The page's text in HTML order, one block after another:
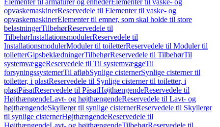
Elementer til armaturer og enhederElementer til vaske- og
opvaskemaskinerReservedele til Elementer til vaske- og
opvaskemaskinerElementer til emner, som skal holde til store
belastningerTilbehørReservedele til
TilbehørInstallationsmodulerReservedele til
InstallationsmodulerModuler til toiletterReservedele til Moduler til
toiletterGipsbeklædningerTilbehørReservedele til TilbehørTil
systemvæggeReservedele til Til systemvæggeTil
forsyningssystemerTil afløbSynlige cisternerSynlige cisterner til
toiletter, i plastReservedele til Synlige cisterner til toiletter, i
plastPåsatReservedele til PåsatHøjthængendeReservedele til
HøjthængendeLavt- og højthængendeReservedele til Lavt- og
højthængendeSkyllerør til synlige cisternerReservedele til Skyllerør
til synlige cisternerHøjthængendeReservedele til
HøjthængendeLavt- og højthængendeTilbehørReservedele til